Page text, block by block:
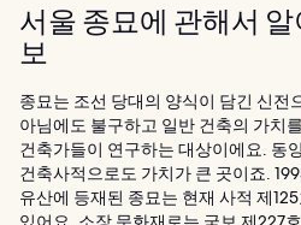
서울 종묘에 관해서
보
종묘는 조선 당대의 양식이 담긴 신전
아님에도 불구하고 일반 건축의 가치
건축가들이 연구하는 대상이에요. 동
건축사적으로도 가치가 큰 곳이죠.
유산에 등재된 종묘는 현재 사적 제